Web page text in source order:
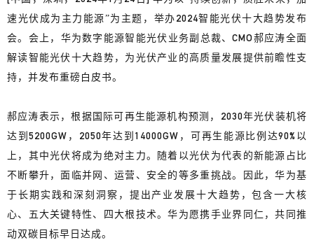
速光伏成为主力能源”为主题，举办2024智能光伏十大趋势发布
会。会上，华为数字能源智能光伏业务副总裁、CMO郝应涛全面
解读智能光伏十大趋势，为光伏产业的高质量发展提供前瞻性支
持，并发布重磅白皮书。
郝应涛表示，根据国际可再生能源机构预测，2030年光伏装机将
达到5200GW，2050年达到14000GW，可再生能源比例达90%以
上， 其中光伏将成为绝对主力。随着以光伏为代表的新能源占比
不断攀升，面临并网、运营、安全的等多重挑战。因此，华为基
于长期实践和深刻洞察，提出产业发展十大趋势，包含一大核
心、五大关键特性、四大根技术。华为愿携手业界同仁，共同推
动双碳目标早日达成。